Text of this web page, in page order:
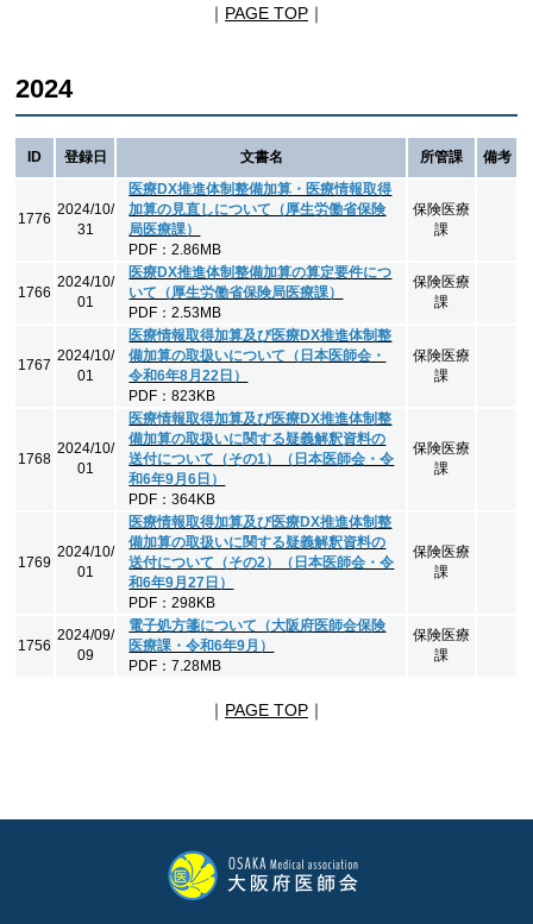
｜ PAGE TOP｜
2024
ID 登録日 文書名 所管課 備考
1776
2024/10/
31
医療DX推進体制整備加算・医療情報取得
加算の見直しについて（厚生労働省保険
局医療課）
PDF：2.86MB
保険医療
課
1766
2024/10/
01
医療DX推進体制整備加算の算定要件につ
いて（厚生労働省保険局医療課）
PDF：2.53MB
保険医療
課
1767
2024/10/
01
医療情報取得加算及び医療DX推進体制整
備加算の取扱いについて（日本医師会・
令和6年8月22日）
PDF：823KB
保険医療
課
1768
2024/10/
01
医療情報取得加算及び医療DX推進体制整
備加算の取扱いに関する疑義解釈資料の
送付について（その1）（日本医師会・令
和6年9月6日）
PDF：364KB
保険医療
課
1769
2024/10/
01
医療情報取得加算及び医療DX推進体制整
備加算の取扱いに関する疑義解釈資料の
送付について（その2）（日本医師会・令
和6年9月27日）
PDF：298KB
保険医療
課
1756
2024/09/
09
電子処方箋について（大阪府医師会保険
医療課・令和6年9月）
PDF：7.28MB
保険医療
課
｜ PAGE TOP｜